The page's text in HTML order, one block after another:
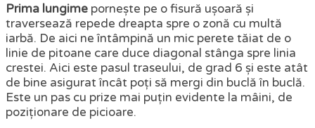
Prima lungime pornește pe o fisură ușoară și
traversează repede dreapta spre o zonă cu multă
iarbă. De aici ne întâmpină un mic perete tăiat de o
linie de pitoane care duce diagonal stânga spre linia
crestei. Aici este pasul traseului, de grad 6 și este atât
de bine asigurat încât poți să mergi din buclă în buclă.
Este un pas cu prize mai puțin evidente la mâini, de
poziționare de picioare.